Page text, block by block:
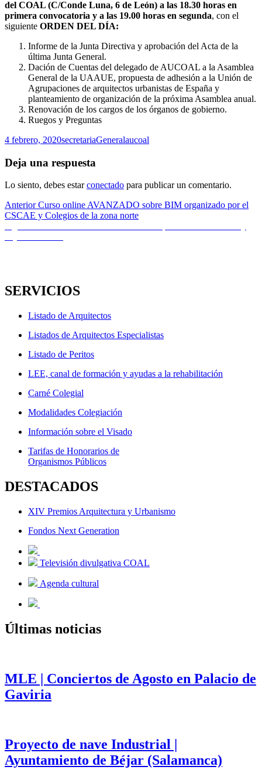
del COAL (C/Conde Luna, 6 de León) a las 18.30 horas en
primera convocatoria y a las 19.00 horas en segunda, con el
siguiente ORDEN DEL DÍA:
Informe de la Junta Directiva y aprobación del Acta de la
última Junta General.
Dación de Cuentas del delegado de AUCOAL a la Asamblea
General de la UAAUE, propuesta de adhesión a la Unión de
Agrupaciones de arquitectos urbanistas de España y
planteamiento de organización de la próxima Asamblea anual.
Renovación de los cargos de los órganos de gobierno.
Ruegos y Preguntas
Publicado
4 febrero, 2020Autor
secretariaCategorías
GeneralEtiquetas
aucoal
Deja una respuesta
Lo siento, debes estarconectado para publicar un comentario.
Navegación
de
entradas
Anterior Entrada
anterior:
Curso online AVANZADO sobre BIM organizado por el
CSCAE y Colegios de la zona norte
SERVICIOS
Listado de Arquitectos
Listados de Arquitectos Especialistas
Listado de Peritos
LEE, canal de formación y ayudas a la rehabilitación
Carné Colegial
Modalidades Colegiación
Información sobre el Visado
Tarifas de Honorarios de
Organismos Públicos
DESTACADOS
XIV Premios Arquitectura y Urbanismo
Fondos Next Generation
Televisión divulgativa COAL
Agenda cultural
Últimas noticias
MLE | Conciertos de Agosto en Palacio de
Gaviria
Proyecto de nave Industrial |
Ayuntamiento de Béjar (Salamanca)